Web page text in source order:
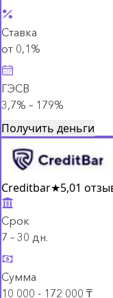
Ставка
от 0,1%
ГЭСВ
3,7% – 179%
Получить деньги
Creditbar★5,01
Срок
7 – 30 дн.
Сумма
10 000 - 172 000 ₸